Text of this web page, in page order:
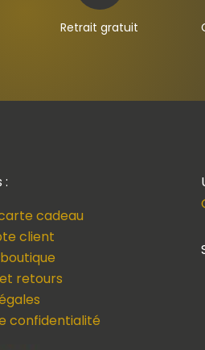
Retrait gratuit
:
cadeau
client
retours
confidentialité